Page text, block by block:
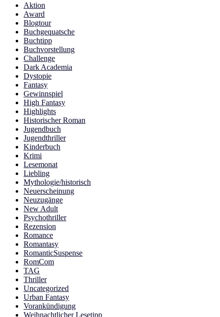
Aktion
Award
Blogtour
Buchgequatsche
Buchtipp
Buchvorstellung
Challenge
Dark Academia
Dystopie
Fantasy
Gewinnspiel
High Fantasy
Highlights
Historischer Roman
Jugendbuch
Jugendthriller
Kinderbuch
Krimi
Lesemonat
Liebling
Mythologie/historisch
Neuerscheinung
Neuzugänge
New Adult
Psychothriller
Rezension
Romance
Romantasy
RomanticSuspense
RomCom
TAG
Thriller
Uncategorized
Urban Fantasy
Vorankündigung
Weihnachtlicher Lesetipp